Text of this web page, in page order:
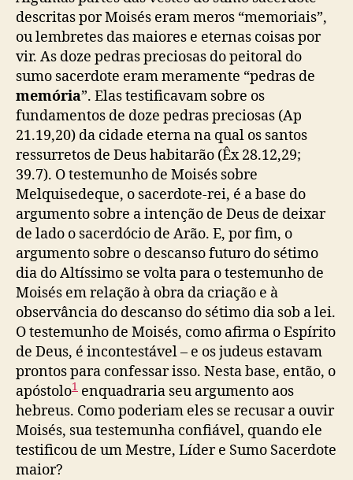
a
o
s
H
e
b
r
e
u
s
descritas por Moisés eram meros “memoriais”,
ou lembretes das maiores e eternas coisas por
vir. As doze pedras preciosas do peitoral do
sumo sacerdote eram meramente “pedras de
memória”. Elas testificavam sobre os
fundamentos de doze pedras preciosas (Ap
21.19,20) da cidade eterna na qual os santos
ressurretos de Deus habitarão (Êx 28.12,29;
39.7). O testemunho de Moisés sobre
Melquisedeque, o sacerdote-rei, é a base do
argumento sobre a intenção de Deus de deixar
de lado o sacerdócio de Arão. E, por fim, o
argumento sobre o descanso futuro do sétimo
dia do Altíssimo se volta para o testemunho de
Moisés em relação à obra da criação e à
observância do descanso do sétimo dia sob a lei.
O testemunho de Moisés, como afirma o Espírito
de Deus, é incontestável – e os judeus estavam
prontos para confessar isso. Nesta base, então, o
apóstolo1 enquadraria seu argumento aos
hebreus. Como poderiam eles se recusar a ouvir
Moisés, sua testemunha confiável, quando ele
testificou de um Mestre, Líder e Sumo Sacerdote
maior?